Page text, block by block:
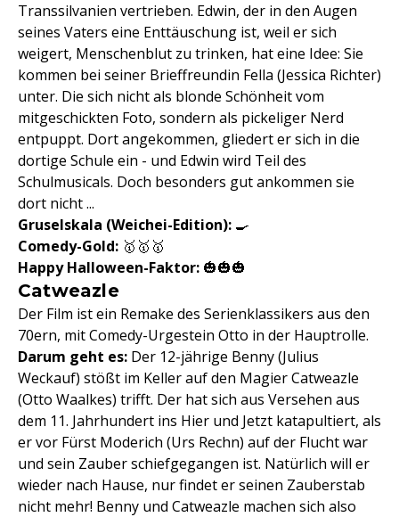
Transsilvanien vertrieben. Edwin, der in den Augen
seines Vaters eine Enttäuschung ist, weil er sich
weigert, Menschenblut zu trinken, hat eine Idee: Sie
kommen bei seiner Brieffreundin Fella (Jessica Richter)
unter. Die sich nicht als blonde Schönheit vom
mitgeschickten Foto, sondern als pickeliger Nerd
entpuppt. Dort angekommen, gliedert er sich in die
dortige Schule ein - und Edwin wird Teil des
Schulmusicals. Doch besonders gut ankommen sie
dort nicht ...
Gruselskala (Weichei-Edition): 🍳
Comedy-Gold: 🥇🥇🥇
Happy Halloween-Faktor: 🎃🎃🎃
Catweazle
Der Film ist ein Remake des Serienklassikers aus den
70ern, mit Comedy-Urgestein Otto in der Hauptrolle.
Darum geht es: Der 12-jährige Benny (Julius
Weckauf) stößt im Keller auf den Magier Catweazle
(Otto Waalkes) trifft. Der hat sich aus Versehen aus
dem 11. Jahrhundert ins Hier und Jetzt katapultiert, als
er vor Fürst Moderich (Urs Rechn) auf der Flucht war
und sein Zauber schiefgegangen ist. Natürlich will er
wieder nach Hause, nur findet er seinen Zauberstab
nicht mehr! Benny und Catweazle machen sich also